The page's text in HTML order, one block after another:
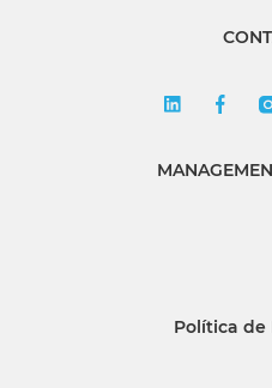
Política de